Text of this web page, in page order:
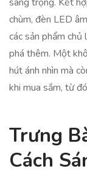
chùm, đèn LED
các sản phẩm chủ
phá thêm. Một
hút ánh nhìn mà
khi mua sắm, từ
Trưng
Cách